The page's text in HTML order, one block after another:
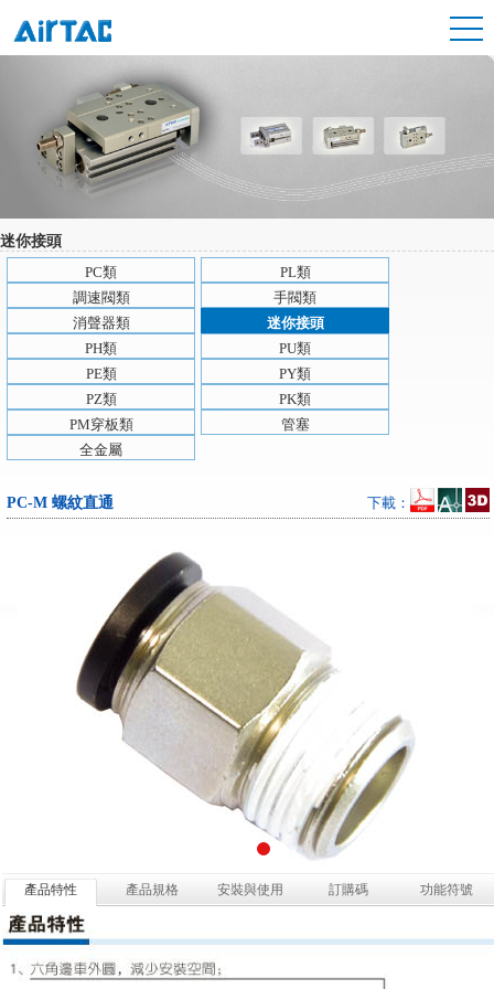
迷你接頭
PC類
PL類
調速閥類
手閥類
消聲器類
迷你接頭
PH類
PU類
PE類
PY類
PZ類
PK類
PM穿板類
管塞
全金屬
PC-M 螺紋直通 下載：
產品特性 產品規格 安裝與使用 訂購碼 功能符號